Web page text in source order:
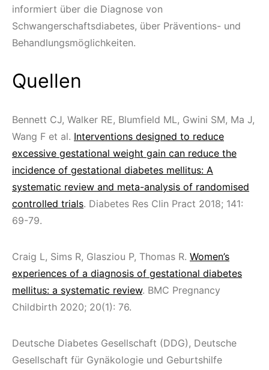
informiert über die Diagnose von
Schwangerschaftsdiabetes, über Präventions- und
Behandlungsmöglichkeiten.
Quellen
Bennett CJ, Walker RE, Blumfield ML, Gwini SM, Ma J,
Wang F et al. Interventions designed to reduce
excessive gestational weight gain can reduce the
incidence of gestational diabetes mellitus: A
systematic review and meta-analysis of randomised
controlled trials. Diabetes Res Clin Pract 2018; 141:
69-79.
Craig L, Sims R, Glasziou P, Thomas R. Women’s
experiences of a diagnosis of gestational diabetes
mellitus: a systematic review. BMC Pregnancy
Childbirth 2020; 20(1): 76.
Deutsche Diabetes Gesellschaft (DDG), Deutsche
Gesellschaft für Gynäkologie und Geburtshilfe